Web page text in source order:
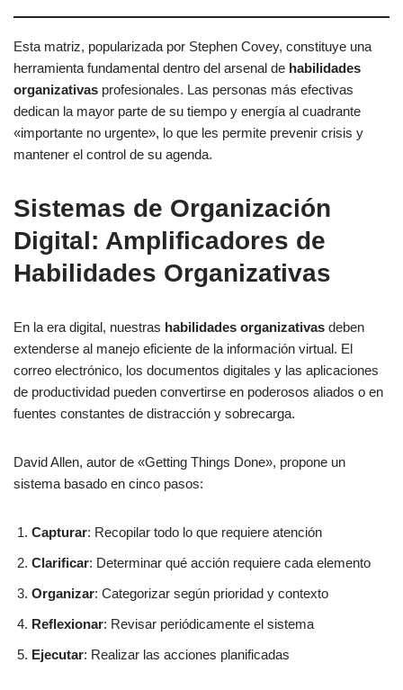
Esta matriz, popularizada por Stephen Covey, constituye una
herramienta fundamental dentro del arsenal de habilidades
organizativas profesionales. Las personas más efectivas
dedican la mayor parte de su tiempo y energía al cuadrante
«importante no urgente», lo que les permite prevenir crisis y
mantener el control de su agenda.
Sistemas de Organización
Digital: Amplificadores de
Habilidades Organizativas
En la era digital, nuestras habilidades organizativas deben
extenderse al manejo eficiente de la información virtual. El
correo electrónico, los documentos digitales y las aplicaciones
de productividad pueden convertirse en poderosos aliados o en
fuentes constantes de distracción y sobrecarga.
David Allen, autor de «Getting Things Done», propone un
sistema basado en cinco pasos:
Capturar: Recopilar todo lo que requiere atención
Clarificar: Determinar qué acción requiere cada elemento
Organizar: Categorizar según prioridad y contexto
Reflexionar: Revisar periódicamente el sistema
Ejecutar: Realizar las acciones planificadas